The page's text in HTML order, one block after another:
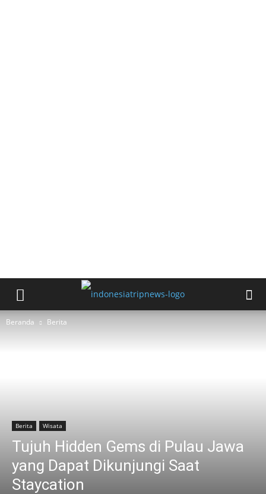
Beranda Berita
Berita Wisata
Tujuh Hidden Gems di Pulau Jawa
yang Dapat Dikunjungi Saat
Staycation